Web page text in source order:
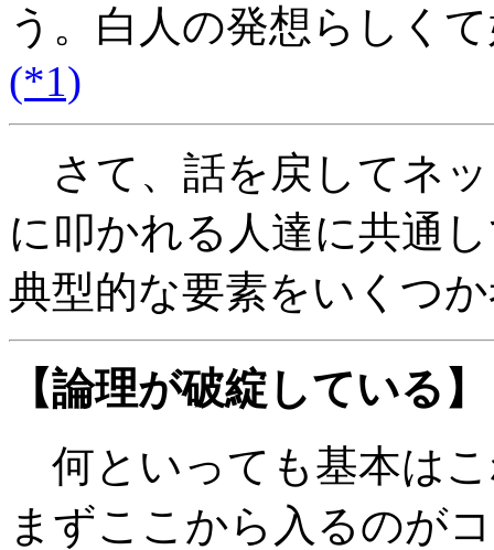
う。白人の発想らしく
(*1)
さて、話を戻してネ
に叩かれる人達に共通
典型的な要素をいくつ
【論理が破綻している】
何といっても基本は
まずここから入るのが